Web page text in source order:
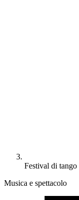
Festival di tango
Musica e spettacolo